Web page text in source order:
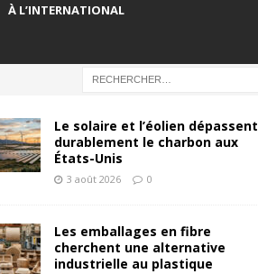
À L’INTERNATIONAL
Le solaire et l’éolien dépassent
durablement le charbon aux
États-Unis
3 août 2026 0
Les emballages en fibre
cherchent une alternative
industrielle au plastique